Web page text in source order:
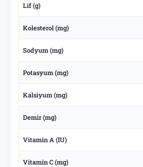
Lif (g)
Kolesterol (mg)
Sodyum (mg)
Potasyum (mg)
Kalsiyum (mg)
Demir (mg)
Vitamin A (IU)
Vitamin C (mg)